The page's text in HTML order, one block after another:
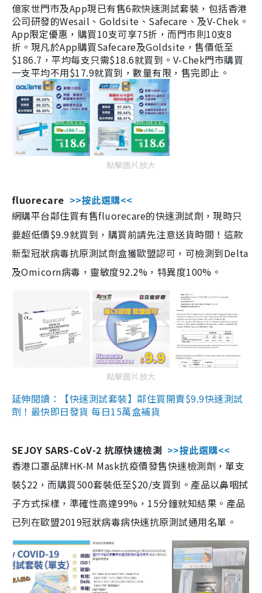
億家世門市及App現已有售6款快速測試套裝，包括香港
公司研發的Wesail、Goldsite、Safecare、及V-Chek。
App限定優惠，購買10支可享75折，而門市則10支8
折。現凡於App購買Safecare及Goldsite，售價低至
$186.7，平均每支只需$18.6就買到。V-Chek門市購買
一支平均不用$17.9就買到，數量有限，售完即止。
點擊圖片放大
fluorecare >>按此選購<<
網購平台鄰住買有售fluorecare的快速測試劑，現時只
要超低價$9.9就買到，購買前請先注意送貨時間！這款
新型冠狀病毒抗原測試劑盒獲歐盟認可，可檢測到Delta
及Omicorn病毒，靈敏度92.2%，特異度100%。
點擊圖片放大
延伸閱讀：【快速測試套裝】鄰住買開賣$9.9快速測試
劑！最快即日發貨 每日15萬盒補貨
SEJOY SARS-CoV-2 抗原快速檢測 >>按此選購<<
香港口罩品牌HK-M Mask抗疫價發售快速檢測劑，單支
裝$22，而購買500套裝低至$20/支買到。產品以鼻咽拭
子方式採樣，準確性高達99%，15分鐘就知結果。產品
已列在歐盟2019冠狀病毒病快速抗原測試通用名單。